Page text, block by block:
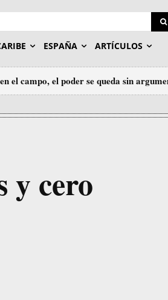
ESPAÑA ARTÍCULOS
el campo, el poder se queda sin
y cero